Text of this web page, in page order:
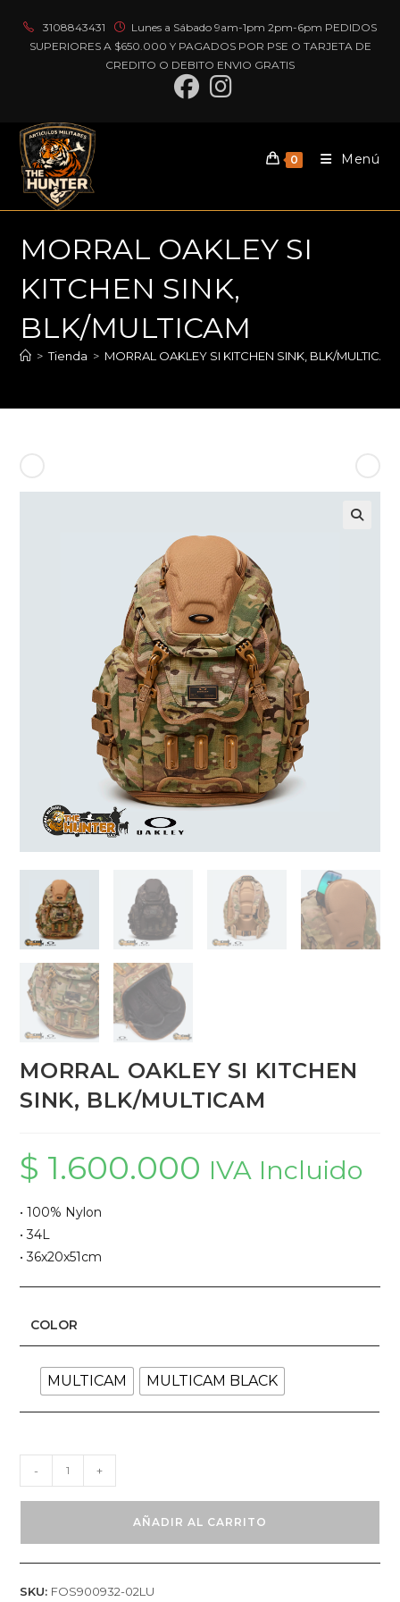
contenido
3108843431
Lunes a Sábado 9am-1pm 2pm-6pm PEDIDOS
SUPERIORES A $650.000 Y PAGADOS POR PSE O TARJETA DE
CREDITO O DEBITO ENVIO GRATIS
0 Menú
MORRAL OAKLEY SI
KITCHEN SINK,
BLK/MULTICAM
> Tienda > MORRAL OAKLEY SI KITCHEN SINK, BLK/MULTICAM
MORRAL OAKLEY SI KITCHEN
SINK, BLK/MULTICAM
$ 1.600.000 IVA Incluido
• 100% Nylon
• 34L
• 36x20x51cm
COLOR
MULTICAM MULTICAM BLACK
MORRAL
OAKLEY
cantidad
- +
AÑADIR AL CARRITO
SKU: FOS900932-02LU